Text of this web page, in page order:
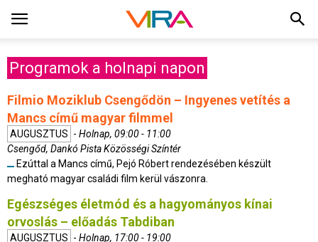
Programok a holnapi napon
Filmio Moziklub Csengődön – Ingyenes vetítés a
Mancs című magyar filmmel
AUGUSZTUS - Holnap, 09:00 - 11:00
Csengőd, Dankó Pista Közösségi Színtér
Ezúttal a Mancs című, Pejó Róbert rendezésében készült
megható magyar családi film kerül vászonra.
Egészséges életmód és a hagyományos kínai
orvoslás – előadás Tabdiban
AUGUSZTUS - Holnap, 17:00 - 19:00